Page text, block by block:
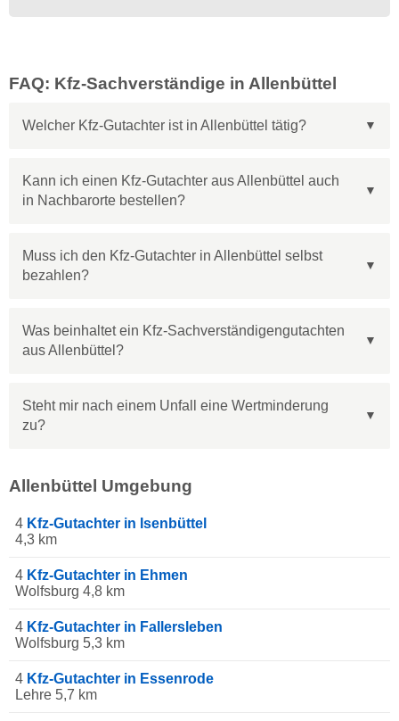
FAQ: Kfz-Sachverständige in Allenbüttel
Welcher Kfz-Gutachter ist in Allenbüttel tätig?
Kann ich einen Kfz-Gutachter aus Allenbüttel auch
in Nachbarorte bestellen?
Muss ich den Kfz-Gutachter in Allenbüttel selbst
bezahlen?
Was beinhaltet ein Kfz-Sachverständigengutachten
aus Allenbüttel?
Steht mir nach einem Unfall eine Wertminderung
zu?
Allenbüttel Umgebung
4 Kfz-Gutachter in Isenbüttel
4,3 km
4 Kfz-Gutachter in Ehmen
Wolfsburg 4,8 km
4 Kfz-Gutachter in Fallersleben
Wolfsburg 5,3 km
4 Kfz-Gutachter in Essenrode
Lehre 5,7 km